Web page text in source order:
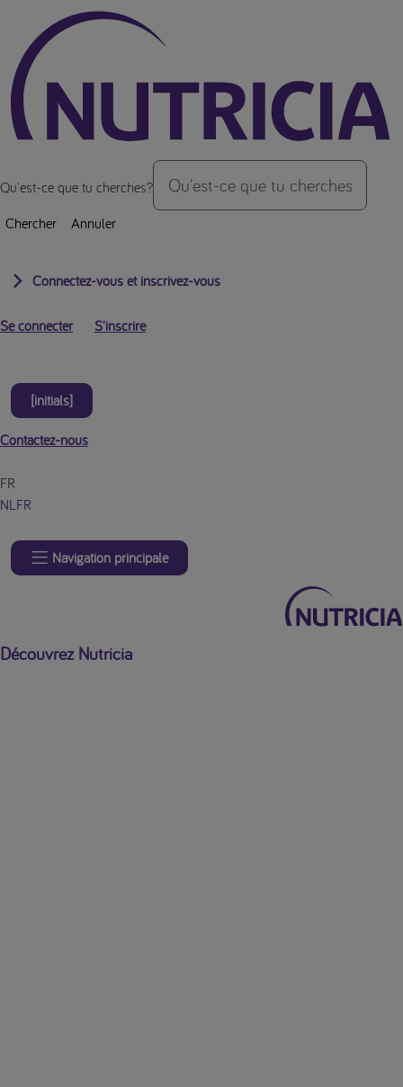
Vers le haut de la page
Qu'est-ce que tu cherches?
Chercher Annuler
Connectez-vous et inscrivez-vous
Se connecter S'inscrire
[initials]
Contactez-nous
FR
NLFR
Navigation principale
Découvrez Nutricia